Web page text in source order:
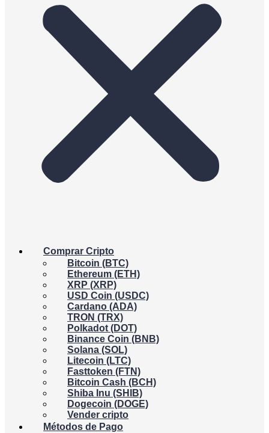
Comprar Cripto
Bitcoin (BTC)
Ethereum (ETH)
XRP (XRP)
USD Coin (USDC)
Cardano (ADA)
TRON (TRX)
Polkadot (DOT)
Binance Coin (BNB)
Solana (SOL)
Litecoin (LTC)
Fasttoken (FTN)
Bitcoin Cash (BCH)
Shiba Inu (SHIB)
Dogecoin (DOGE)
Vender cripto
Métodos de Pago